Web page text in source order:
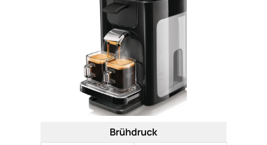
Brühdruck